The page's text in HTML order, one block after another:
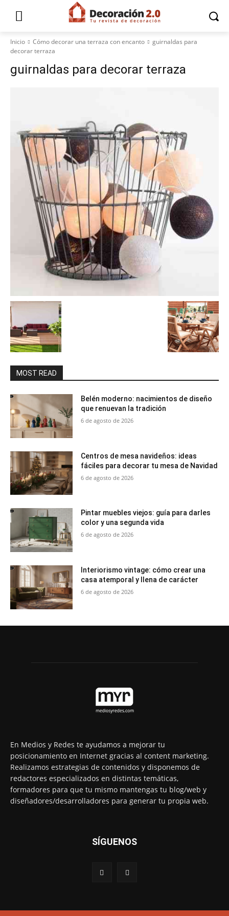
Inicio Cómo decorar una terraza con encanto
guirnaldas para
decorar terraza
guirnaldas para decorar terraza
MOST READ
Belén moderno: nacimientos de diseño
que renuevan la tradición
6 de agosto de 2026
Centros de mesa navideños: ideas
fáciles para decorar tu mesa de Navidad
6 de agosto de 2026
Pintar muebles viejos: guía para darles
color y una segunda vida
6 de agosto de 2026
Interiorismo vintage: cómo crear una
casa atemporal y llena de carácter
6 de agosto de 2026
En Medios y Redes te ayudamos a mejorar tu
posicionamiento en Internet gracias al content marketing.
Realizamos estrategias de contenidos y disponemos de
redactores especializados en distintas temáticas,
formadores para que tu mismo mantengas tu blog/web y
diseñadores/desarrolladores para generar tu propia web.
SÍGUENOS